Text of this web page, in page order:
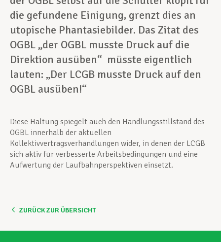
die gefundene Einigung, grenzt dies an
utopische Phantasiebilder. Das Zitat des
OGBL „der OGBL musste Druck auf die
Direktion ausüben“ müsste eigentlich
lauten: „Der LCGB musste Druck auf den
OGBL ausüben!“
Diese Haltung spiegelt auch den Handlungsstillstand des
OGBL innerhalb der aktuellen
Kollektivvertragsverhandlungen wider, in denen der LCGB
sich aktiv für verbesserte Arbeitsbedingungen und eine
Aufwertung der Laufbahnperspektiven einsetzt.
ZURÜCK ZUR ÜBERSICHT